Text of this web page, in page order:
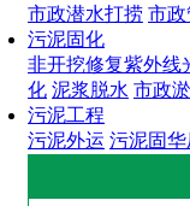
市政潜水打捞 市政
污泥固化
非开挖修复紫外线
化 泥浆脱水 市政
污泥工程
污泥外运 污泥固